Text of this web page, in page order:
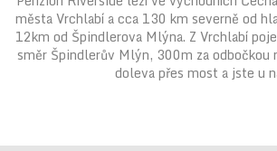
města Vrchlabí a cca 130 km severně od
12km od Špindlerova Mlýna. Z Vrchlabí
směr Špindlerův Mlýn, 300m za odbočkou
doleva přes most a jste u